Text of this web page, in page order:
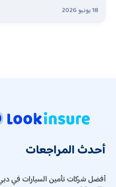
18 يونيو 2026
أحدث المراجعات